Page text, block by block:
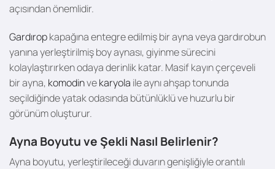
açısından önemlidir.
Gardıropkapağına entegre edilmiş bir ayna veya gardırobun
yanına yerleştirilmiş boy aynası, giyinme sürecini
kolaylaştırırken odaya derinlik katar. Masif kayın çerçeveli
bir ayna, komodinvekaryola ile aynı ahşap tonunda
seçildiğinde yatak odasında bütünlüklü ve huzurlu bir
görünüm oluşturur.
Ayna Boyutu ve Şekli Nasıl Belirlenir?
Ayna boyutu, yerleştirileceği duvarın genişliğiyle orantılı